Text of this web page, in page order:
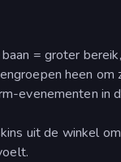
= groter
heen om
evenementen in
uit de winkel